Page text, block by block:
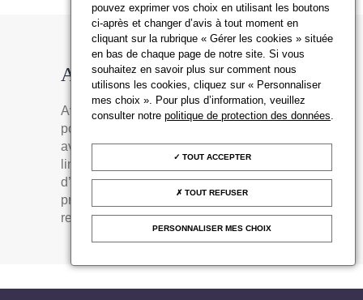
Avance sur vente
Avant la vente, la maison de ventes a la
possibilité de consentir au vendeur une
avance sur le produit de la vente – sans
limite de pourcentage du prix
d’adjudication. Si le bien est vendu à un
prix inférieur à cette avance, il doit
rembourser le trop perçu.
pouvez exprimer vos choix en utilisant les boutons
ci-après et changer d’avis à tout moment en
cliquant sur la rubrique « Gérer les cookies » située
en bas de chaque page de notre site. Si vous
souhaitez en savoir plus sur comment nous
utilisons les cookies, cliquez sur « Personnaliser
mes choix ». Pour plus d’information, veuillez
consulter notrepolitique de protection des données
TOUT ACCEPTER
TOUT REFUSER
PERSONNALISER MES CHOIX